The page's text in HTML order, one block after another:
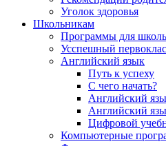
Уголок здоровья
Школьникам
Программы для
Усспешный
Английский язык
Путь к успеху
С чего начать?
Английский
Английский
Цифровой
Компьютерные